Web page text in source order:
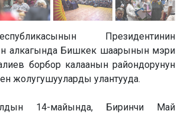
Президентинин
алкагында Бишкек шаарынын мэри
борбор калаанын райондорунун
жолугушууларды улантууда.
14-майында, Биринчи Май